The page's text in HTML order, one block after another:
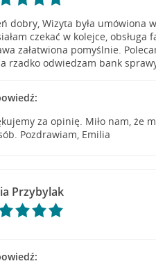
dobry, Wizyta była umówiona
czekać w kolejce, obsługa
załatwiona pomyślnie.
rzadko odwiedzam bank
za opinię. Miło nam, że
Pozdrawiam, Emilia
Przybylak